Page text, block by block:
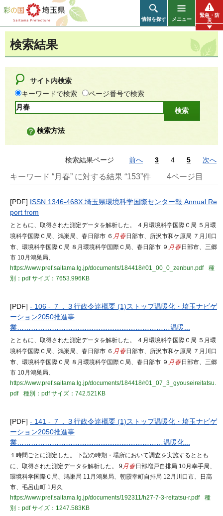
彩の国 埼玉県
情報を探す メニュー
緊急・防
災
検索結果
サイト内検索
キーワードで検索
ページ番号で検索
検索方法
検索結果ページ 前へ 3 4 5 次へ
キーワード “月春” に対する結果 “153”件 4ページ目
[PDF] ISSN 1346-468X 埼玉県環境科学国際センター報 Annual Re
port from
とともに、取得された測定データを解析した。 ４月環境科学国際Ｃ局 ５月環
境科学国際Ｃ局、鴻巣局、春日部市 ６ 月春日部市、所沢市和ケ原局 ７月川口
市、環境科学国際Ｃ局 ８月環境科学国際Ｃ局、春日部市 ９ 月春日部市、三郷
市 10月鴻巣局、
https://www.pref.saitama.lg.jp/documents/184418/r01_00_0_zenbun.pdf
種
別：pdfサイズ：7653.996KB
[PDF] - 106 - ７．３行政令達概要 (1)ストップ温暖化・埼玉ナビゲ
ーション2050推進事
業…………………………………………………………温暖...
とともに、取得された測定データを解析した。 ４月環境科学国際Ｃ局 ５月環
境科学国際Ｃ局、鴻巣局、春日部市 ６ 月春日部市、所沢市和ケ原局 ７月川口
市、環境科学国際Ｃ局 ８月環境科学国際Ｃ局、春日部市 ９ 月春日部市、三郷
市 10月鴻巣局、
https://www.pref.saitama.lg.jp/documents/184418/r01_07_3_gyouseireitatsu.
pdf
種別：pdfサイズ：742.521KB
[PDF] - 141 - ７．３行政令達概要 (1)ストップ温暖化・埼玉ナビゲ
ーション2050推進事
業………………………………………………………温暖化...
１時間ごとに測定した。 下記の時期・場所において調査を実施するととも
に、取得された測定データを解析した。 9 月春日部増戸自排局 10月幸手局、
環境科学国際Ｃ局、鴻巣局 11月鴻巣局、朝霞幸町自排局 12月川口市、日高
市、毛呂山町 1月久
https://www.pref.saitama.lg.jp/documents/192311/h27-7-3-reitatsu-r.pdf
種
別：pdfサイズ：1247.583KB